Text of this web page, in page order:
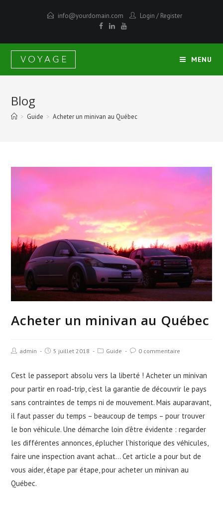
info@yourdomain.com Login / Register
MENU
Blog
> Guide > Acheter un minivan au Québec
Acheter un minivan au Québec
admin 5 juillet 2018 Guide 0 commentaire
C’est le passeport absolu vers la liberté ! Acheter un minivan
pour partir en road-trip, c’est la garantie de découvrir le pays
sans contraintes de temps ni de mouvement. Mais auparavant,
il faut passer du temps – beaucoup de temps – pour trouver
le bon véhicule. Une démarche loin d’être évidente : regarder
les différentes annonces, éplucher l’historique des véhicules,
faire une inspection avant achat… Cet article a pour but de
vous aider, étape par étape, pour acheter un minivan au
Québec.